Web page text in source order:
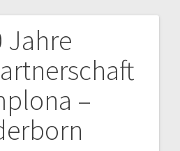
Jahre
–